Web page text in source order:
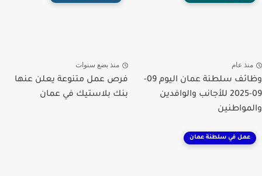
منذ عام
وظائف سلطنة عمان اليوم 09-
09-2025 للأجانب والوافدين
والمواطنين
منذ بضع سنوات
فرص عمل متنوعة يعلن عنها
بنك بلاستيك في عمان
عمل في سلطنة عمان